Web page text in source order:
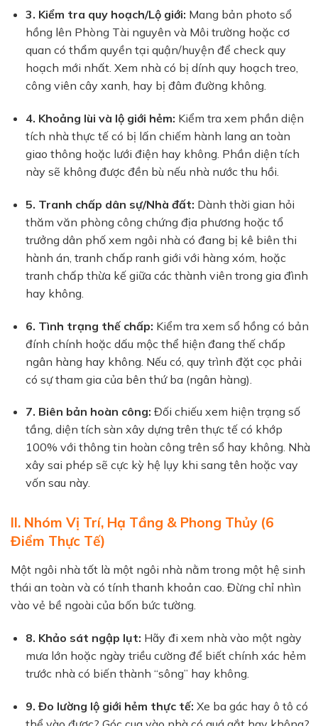
3. Kiểm tra quy hoạch/Lộ giới: Mang bản photo sổ
hồng lên Phòng Tài nguyên và Môi trường hoặc cơ
quan có thẩm quyền tại quận/huyện để check quy
hoạch mới nhất. Xem nhà có bị dính quy hoạch treo,
công viên cây xanh, hay bị đâm đường không.
4. Khoảng lùi và lộ giới hẻm: Kiểm tra xem phần diện
tích nhà thực tế có bị lấn chiếm hành lang an toàn
giao thông hoặc lưới điện hay không. Phần diện tích
này sẽ không được đền bù nếu nhà nước thu hồi.
5. Tranh chấp dân sự/Nhà đất: Dành thời gian hỏi
thăm văn phòng công chứng địa phương hoặc tổ
trưởng dân phố xem ngôi nhà có đang bị kê biên thi
hành án, tranh chấp ranh giới với hàng xóm, hoặc
tranh chấp thừa kế giữa các thành viên trong gia đình
hay không.
6. Tình trạng thế chấp: Kiểm tra xem sổ hồng có bản
đính chính hoặc dấu mộc thể hiện đang thế chấp
ngân hàng hay không. Nếu có, quy trình đặt cọc phải
có sự tham gia của bên thứ ba (ngân hàng).
7. Biên bản hoàn công: Đối chiếu xem hiện trạng số
tầng, diện tích sàn xây dựng trên thực tế có khớp
100% với thông tin hoàn công trên sổ hay không. Nhà
xây sai phép sẽ cực kỳ hệ lụy khi sang tên hoặc vay
vốn sau này.
II. Nhóm Vị Trí, Hạ Tầng & Phong Thủy (6
Điểm Thực Tế)
Một ngôi nhà tốt là một ngôi nhà nằm trong một hệ sinh
thái an toàn và có tính thanh khoản cao. Đừng chỉ nhìn
vào vẻ bề ngoài của bốn bức tường.
8. Khảo sát ngập lụt: Hãy đi xem nhà vào một ngày
mưa lớn hoặc ngày triều cường để biết chính xác hẻm
trước nhà có biến thành “sông” hay không.
9. Đo lường lộ giới hẻm thực tế: Xe ba gác hay ô tô có